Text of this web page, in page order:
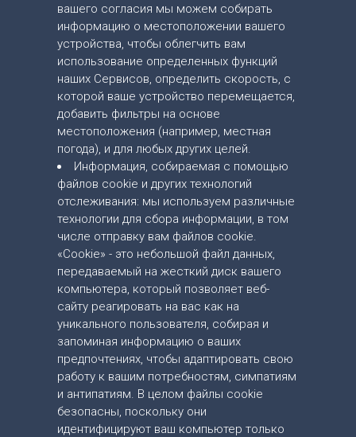
вашего согласия мы можем собирать
информацию о местоположении вашего
устройства, чтобы облегчить вам
использование определенных функций
наших Сервисов, определить скорость, с
которой ваше устройство перемещается,
добавить фильтры на основе
местоположения (например, местная
погода), и для любых других целей.
Информация, собираемая с помощью
файлов cookie и других технологий
отслеживания: мы используем различные
технологии для сбора информации, в том
числе отправку вам файлов cookie.
«Cookie» - это небольшой файл данных,
передаваемый на жесткий диск вашего
компьютера, который позволяет веб-
сайту реагировать на вас как на
уникального пользователя, собирая и
запоминая информацию о ваших
предпочтениях, чтобы адаптировать свою
работу к вашим потребностям, симпатиям
и антипатиям. В целом файлы cookie
безопасны, поскольку они
идентифицируют ваш компьютер только